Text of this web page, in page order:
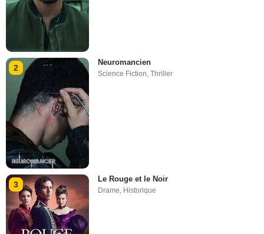
2
Neuromancien
Science Fiction ,Thriller
3
Le Rouge et le Noir
Drame, Historique